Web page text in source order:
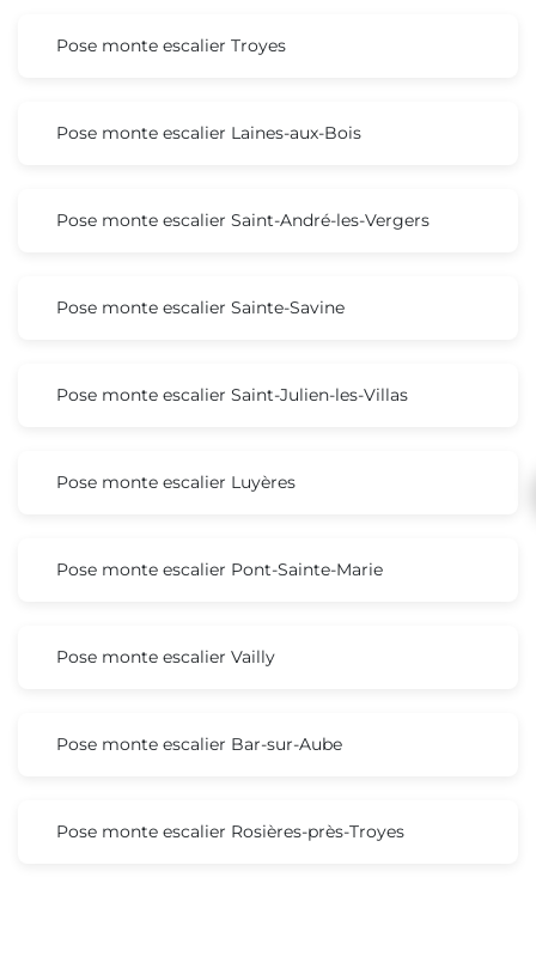
Pose monte escalier Troyes
Pose monte escalier Laines-aux-Bois
Pose monte escalier Saint-André-les-Vergers
Pose monte escalier Sainte-Savine
Pose monte escalier Saint-Julien-les-Villas
Pose monte escalier Luyères
Pose monte escalier Pont-Sainte-Marie
Pose monte escalier Vailly
Pose monte escalier Bar-sur-Aube
Pose monte escalier Rosières-près-Troyes